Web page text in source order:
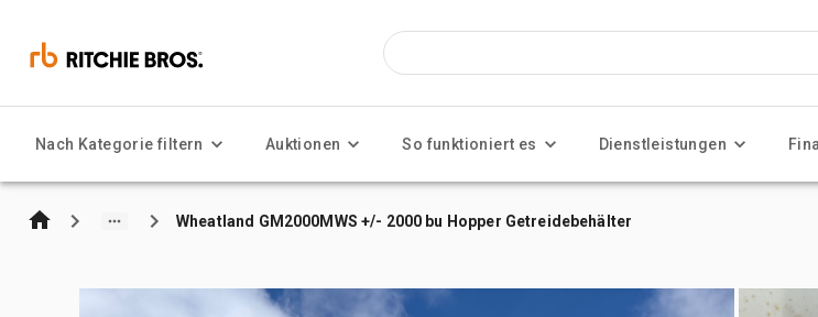
Nach Kategorie filtern Auktionen So funktioniert es Dienstleistungen
Wheatland GM2000MWS +/- 2000 bu Hopper Getreidebehälter